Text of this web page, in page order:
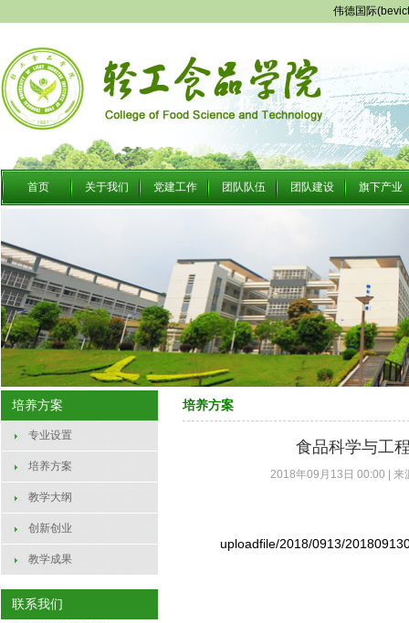
伟德国际
首页 关于我们 党建工作 团队队伍 团队建设 旗下产业
培养方案
专业设置
培养方案
教学大纲
创新创业
教学成果
联系我们
培养方案
食品科学与工
2018年09月13日 00:00 | 来
uploadfile/2018/0913/